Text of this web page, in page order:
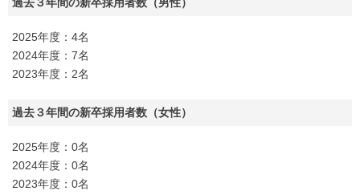
2025年度：4名
2024年度：7名
2023年度：2名
過去３年間の新卒採用者数（女性）
2025年度：0名
2024年度：0名
2023年度：0名